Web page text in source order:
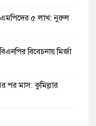
এমপিদের ৫ লাখ: নুরুল
বিবেচনায় মির্জা
পর মাস: কুমিল্লার